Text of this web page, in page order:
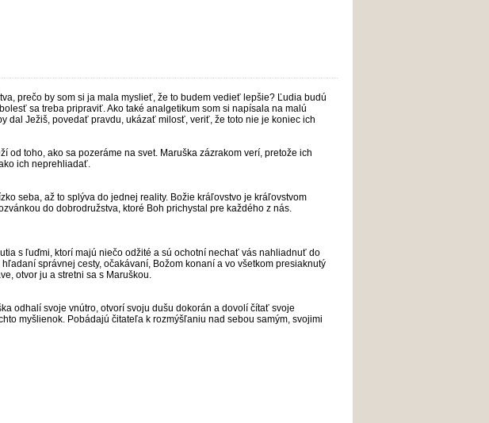
prečo by som si ja mala myslieť, že to budem vedieť lepšie? Ľudia budú
sa treba pripraviť. Ako také analgetikum som si napísala na malú
dal Ježiš, povedať pravdu, ukázať milosť, veriť, že toto nie je koniec ich
od toho, ako sa pozeráme na svet. Maruška zázrakom verí, pretože ich
ich neprehliadať.
seba, až to splýva do jednej reality. Božie kráľovstvo je kráľovstvom
do dobrodružstva, ktoré Boh prichystal pre každého z nás.
s ľuďmi, ktorí majú niečo odžité a sú ochotní nechať vás nahliadnuť do
správnej cesty, očakávaní, Božom konaní a vo všetkom presiaknutý
otvor ju a stretni sa s Maruškou.
odhalí svoje vnútro, otvorí svoju dušu dokorán a dovolí čítať svoje
myšlienok. Pobádajú čitateľa k rozmýšľaniu nad sebou samým, svojimi